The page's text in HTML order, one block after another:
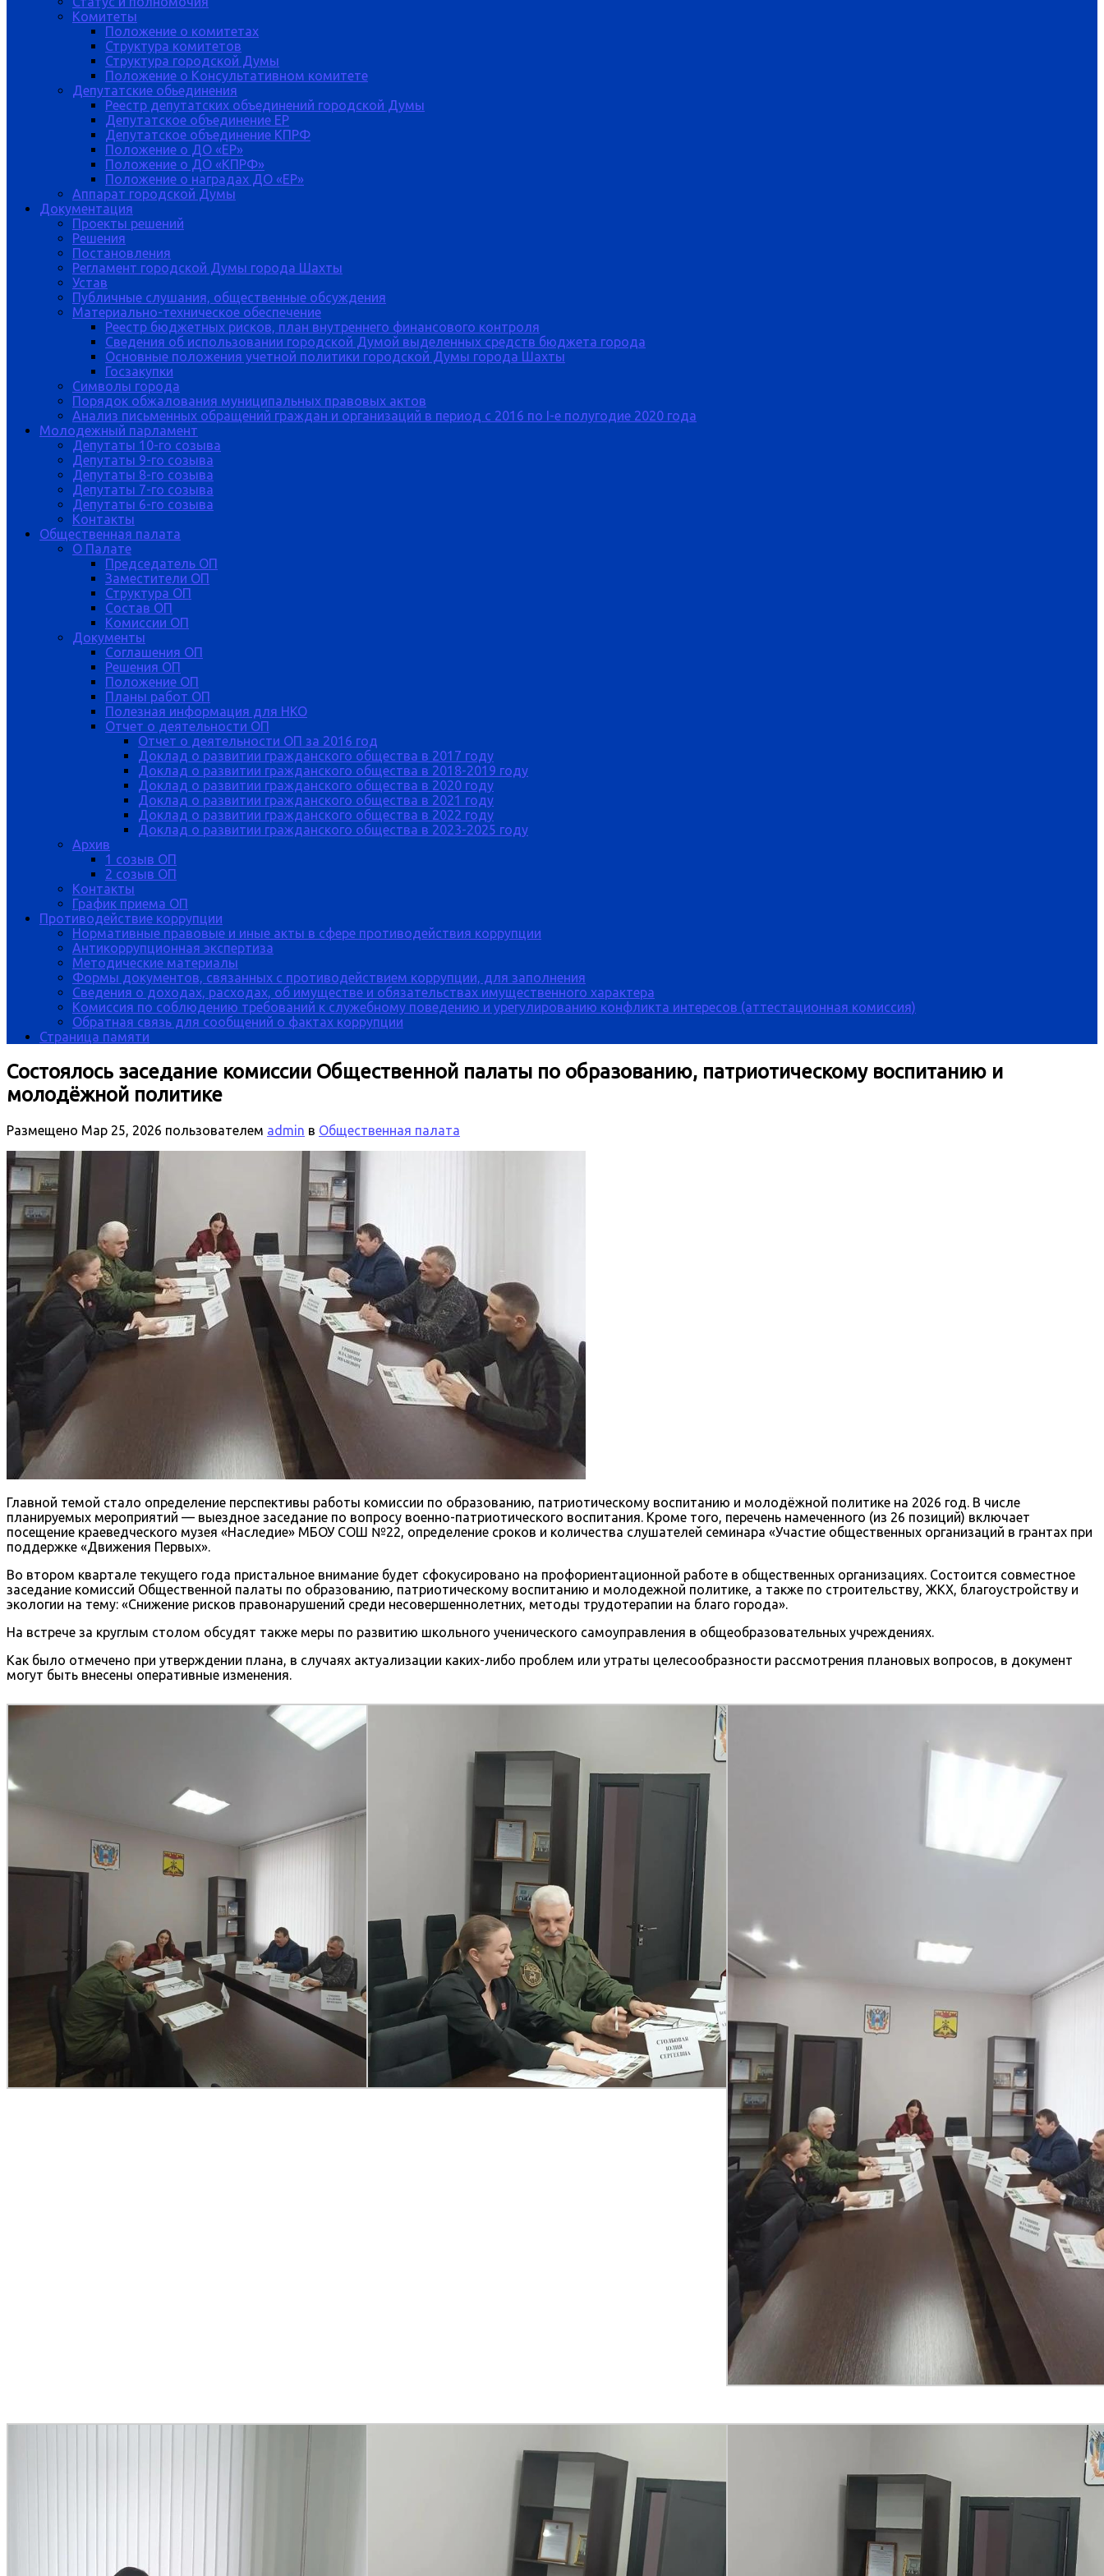
Комитеты
Положение о комитетах
Структура комитетов
Структура городской Думы
Положение о Консультативном комитете
Депутатские обьединения
Реестр депутатских объединений городской Думы
Депутатское объединение ЕР
Депутатское объединение КПРФ
Положение о ДО «ЕР»
Положение о ДО «КПРФ»
Положение о наградах ДО «ЕР»
Аппарат городской Думы
Документация
Проекты решений
Решения
Постановления
Регламент городской Думы города Шахты
Устав
Публичные слушания, общественные обсуждения
Материально-техническое обеспечение
Реестр бюджетных рисков, план внутреннего финансового контроля
Сведения об использовании городской Думой выделенных средств бюджета города
Основные положения учетной политики городской Думы города Шахты
Госзакупки
Символы города
Порядок обжалования муниципальных правовых актов
Анализ письменных обращений граждан и организаций в период с 2016 по I-е полугодие 2020 года
Молодежный парламент
Депутаты 10-го созыва
Депутаты 9-го созыва
Депутаты 8-го созыва
Депутаты 7-го созыва
Депутаты 6-го созыва
Контакты
Общественная палата
О Палате
Председатель ОП
Заместители ОП
Структура ОП
Состав ОП
Комиссии ОП
Документы
Соглашения ОП
Решения ОП
Положение ОП
Планы работ ОП
Полезная информация для НКО
Отчет о деятельности ОП
Отчет о деятельности ОП за 2016 год
Доклад о развитии гражданского общества в 2017 году
Доклад о развитии гражданского общества в 2018-2019 году
Доклад о развитии гражданского общества в 2020 году
Доклад о развитии гражданского общества в 2021 году
Доклад о развитии гражданского общества в 2022 году
Доклад о развитии гражданского общества в 2023-2025 году
Архив
1 созыв ОП
2 созыв ОП
Контакты
График приема ОП
Противодействие коррупции
Нормативные правовые и иные акты в сфере противодействия коррупции
Антикоррупционная экспертиза
Методические материалы
Формы документов, связанных с противодействием коррупции, для заполнения
Сведения о доходах, расходах, об имуществе и обязательствах имущественного характера
Комиссия по соблюдению требований к служебному поведению и урегулированию конфликта интересов (аттестационная комиссия)
Обратная связь для сообщений о фактах коррупции
Страница памяти
Состоялось заседание комиссии Общественной палаты по образованию, патриотическому воспитанию и
молодёжной политике
Размещено Мар 25, 2026 пользователем admin в Общественная палата
Главной темой стало определение перспективы работы комиссии по образованию, патриотическому воспитанию и молодёжной политике на 2026 год. В числе
планируемых мероприятий — выездное заседание по вопросу военно-патриотического воспитания. Кроме того, перечень намеченного (из 26 позиций) включает
посещение краеведческого музея «Наследие» МБОУ СОШ №22, определение сроков и количества слушателей семинара «Участие общественных организаций в грантах при
поддержке «Движения Первых».
Во втором квартале текущего года пристальное внимание будет сфокусировано на профориентационной работе в общественных организациях. Состоится совместное
заседание комиссий Общественной палаты по образованию, патриотическому воспитанию и молодежной политике, а также по строительству, ЖКХ, благоустройству и
экологии на тему: «Снижение рисков правонарушений среди несовершеннолетних, методы трудотерапии на благо города».
На встрече за круглым столом обсудят также меры по развитию школьного ученического самоуправления в общеобразовательных учреждениях.
Как было отмечено при утверждении плана, в случаях актуализации каких-либо проблем или утраты целесообразности рассмотрения плановых вопросов, в документ
могут быть внесены оперативные изменения.